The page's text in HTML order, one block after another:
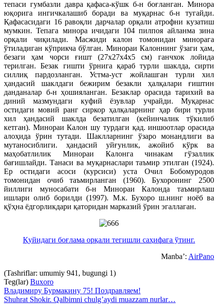
тепаси гумбазли давра қафаса-кўшк б-н боғланган. Минора
юқорига ингичкалашиб боради ва муқарнас б-н тугайди.
Қафасасидаги 16 равоқли дарчалар орқали атрофни кузатиш
мумкин. Тепага минора ичидаги 104 пилпоя айланма зина
орқали чиқилади. Масжиди калон томонидан минорага
ўтиладиган кўприкча бўлган. Минораи Калоннинг ўзаги ҳам,
безаги ҳам чорси ғишт (27x27x4x5 см) ганчхок лойида
терилган. Безак гишти ўрнига қараб турли шаклда, сирти
силлиқ пардозланган. Устма-уст жойлашган турли хил
ҳандасий шаклдаги бежирим безакли ҳалқалари ғиштин
данданалар б-н ҳошияланган. Безаклар орасида тарихий ва
диний мазмундаги куфий ёзувлар учрайди. Муқарнас
остидаги мовий ранг сиркор ҳалқаларнинг ҳар бири турли
хил ҳандасий шаклда безатилган (кейинчалик тўкилиб
кетган). Минораи Калон шу турдаги қад. иншоотлар орасида
алоҳида ўрин тутади. Шаклларнинг ўзаро монандлиги ва
мутаносиблиги. ҳандасий уйғунлик, ажойиб кўрк ва
маҳобатлилик Минораи Калонга чинакам гўзаллик
бағишлайди. Танаси ва муқарнаслари таъмир этилган (1924).
Ер остидаги асоси (курсиси) уста Очил Бобомуродов
томонидан очиб таъмирланган (1960). Бухоронинг 2500
йиллиги муносабати б-н Минораи Калонда таъмирлаш
ишлари олиб борилди (1997). М.к. Бухоро ш.нинг ноёб ва
қўҳна ёдгорликдари қаторидан марказий ўрин эгаллаган.
Қуйидаги боғлама орқали тегишли саҳифага ўтинг.
Manba’: AirPano
(Tashriflar: umumiy 941, bugungi 1)
Teg(lar) Buxoro
Владимиру Бурмакину 75! Поздравляем!
Shuhrat Shokir. Qalbimni chulg’aydi muazzam nurlar…